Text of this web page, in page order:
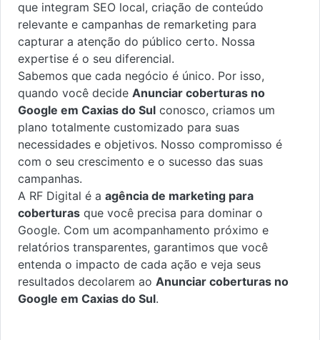
que integram SEO local, criação de conteúdo
relevante e campanhas de remarketing para
capturar a atenção do público certo. Nossa
expertise é o seu diferencial.
Sabemos que cada negócio é único. Por isso,
quando você decide Anunciar coberturas no
Google em Caxias do Sul conosco, criamos um
plano totalmente customizado para suas
necessidades e objetivos. Nosso compromisso é
com o seu crescimento e o sucesso das suas
campanhas.
A RF Digital é a agência de marketing para
coberturas que você precisa para dominar o
Google. Com um acompanhamento próximo e
relatórios transparentes, garantimos que você
entenda o impacto de cada ação e veja seus
resultados decolarem ao Anunciar coberturas no
Google em Caxias do Sul.